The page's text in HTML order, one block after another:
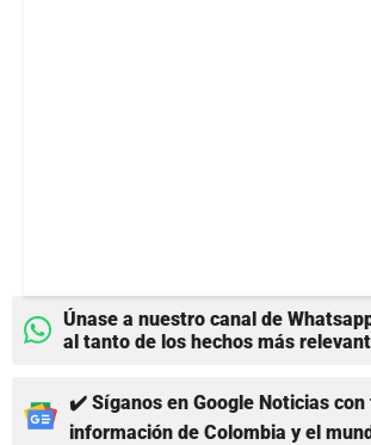
Únase a nuestro canal de
al tanto de los hechos más
✔️ Síganos en Google Noticias con
información de Colombia y el